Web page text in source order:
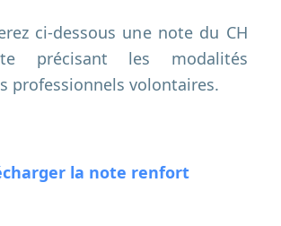
ci-dessous une note du CH
précisant les modalités
professionnels volontaires.
la note renfort